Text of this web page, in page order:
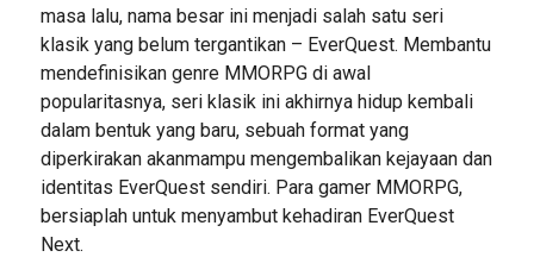
masa lalu, nama besar ini menjadi salah satu seri
klasik yang belum tergantikan – EverQuest. Membantu
mendefinisikan genre MMORPG di awal
popularitasnya, seri klasik ini akhirnya hidup kembali
dalam bentuk yang baru, sebuah format yang
diperkirakan akanmampu mengembalikan kejayaan dan
identitas EverQuest sendiri. Para gamer MMORPG,
bersiaplah untuk menyambut kehadiran EverQuest
Next.